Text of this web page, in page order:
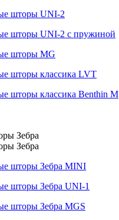
шторы UNI-2
шторы UNI-2 с пружиной
шторы MG
шторы классика LVT
шторы классика Benthin M
Зебра
Зебра
шторы Зебра MINI
шторы Зебра UNI-1
шторы Зебра MGS